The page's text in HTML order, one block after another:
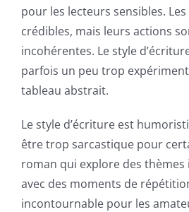
pour les lecteurs sensibles.
crédibles, mais leurs actions
incohérentes. Le style
parfois un peu trop
tableau abstrait.
Le style d’écriture est
être trop sarcastique pour
roman qui explore des thèmes
avec des moments de
incontournable pour les